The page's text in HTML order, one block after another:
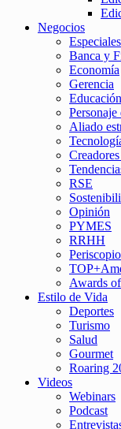
Negocios
Especiales
Banca y
Economía
Gerencia
Personaje
Aliado
RSE
Opinión
PYMES
RRHH
Periscopio
Awards
Estilo de Vida
Deportes
Turismo
Salud
Gourmet
Roaring
Videos
Webinars
Podcast